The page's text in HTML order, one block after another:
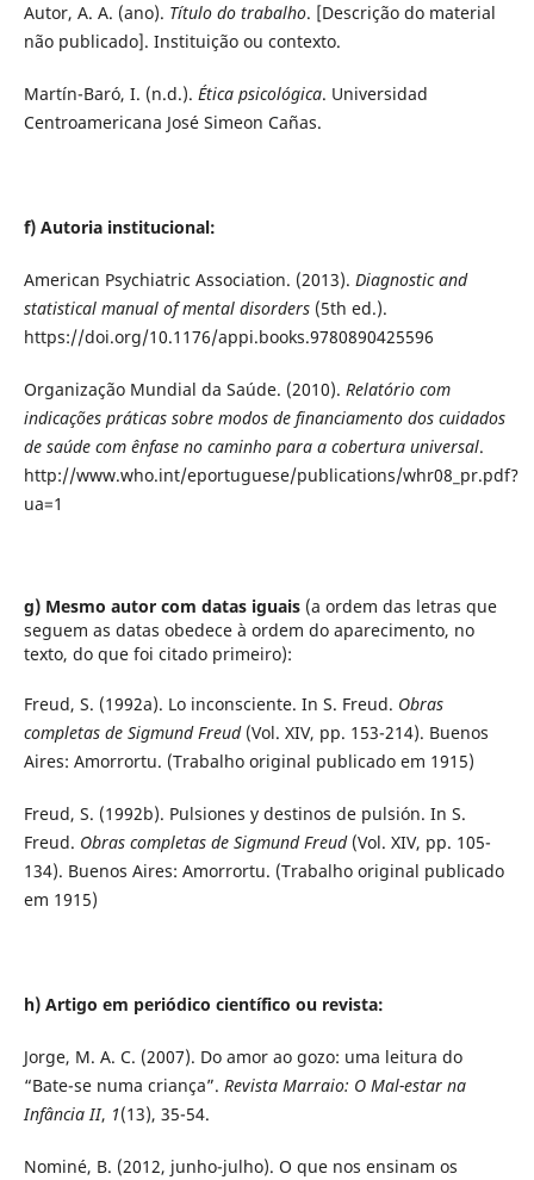
Autor, A. A. (ano). Título do trabalho. [Descrição do material
não publicado]. Instituição ou contexto.
Martín-Baró, I. (n.d.). Ética psicológica. Universidad
Centroamericana José Simeon Cañas.
f) Autoria institucional:
American Psychiatric Association. (2013). Diagnostic and
statistical manual of mental disorders (5th ed.).
https://doi.org/10.1176/appi.books.9780890425596
Organização Mundial da Saúde. (2010). Relatório com
indicações práticas sobre modos de financiamento dos cuidados
de saúde com ênfase no caminho para a cobertura universal.
http://www.who.int/eportuguese/publications/whr08_pr.pdf?
ua=1
g) Mesmo autor com datas iguais (a ordem das letras que
seguem as datas obedece à ordem do aparecimento, no
texto, do que foi citado primeiro):
Freud, S. (1992a). Lo inconsciente. In S. Freud. Obras
completas de Sigmund Freud (Vol. XIV, pp. 153-214). Buenos
Aires: Amorrortu. (Trabalho original publicado em 1915)
Freud, S. (1992b). Pulsiones y destinos de pulsión. In S.
Freud. Obras completas de Sigmund Freud (Vol. XIV, pp. 105-
134). Buenos Aires: Amorrortu. (Trabalho original publicado
em 1915)
h) Artigo em periódico científico ou revista:
Jorge, M. A. C. (2007). Do amor ao gozo: uma leitura do
“Bate-se numa criança”. Revista Marraio: O Mal-estar na
Infância II, 1(13), 35-54.
Nominé, B. (2012, junho-julho). O que nos ensinam os